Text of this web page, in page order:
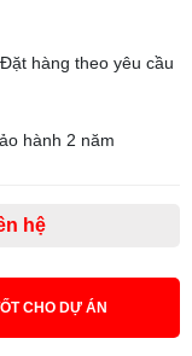
Đặt hàng theo yêu cầu
hành 2 năm
hệ
CHO DỰ ÁN